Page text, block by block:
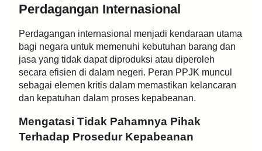
Perdagangan Internasional
Perdagangan internasional menjadi kendaraan utama
bagi negara untuk memenuhi kebutuhan barang dan
jasa yang tidak dapat diproduksi atau diperoleh
secara efisien di dalam negeri. Peran PPJK muncul
sebagai elemen kritis dalam memastikan kelancaran
dan kepatuhan dalam proses kepabeanan.
Mengatasi Tidak Pahamnya Pihak
Terhadap Prosedur Kepabeanan